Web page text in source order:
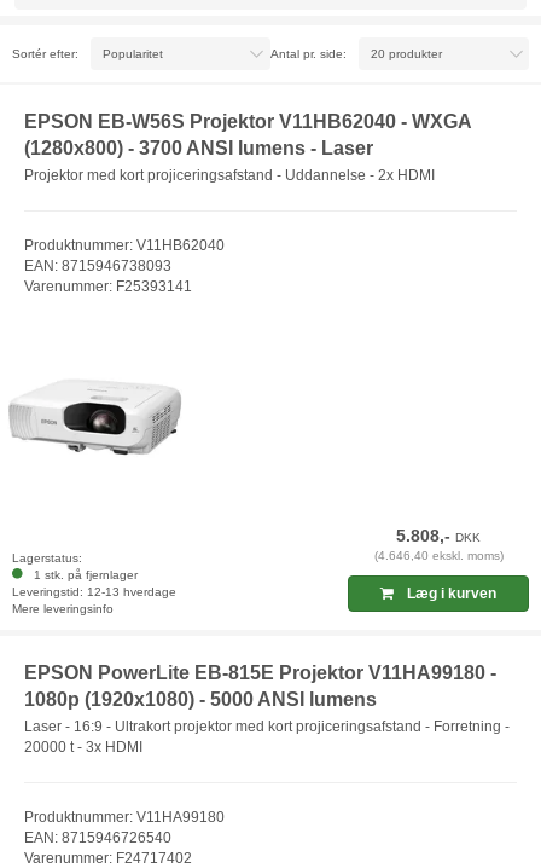
Sortér efter: Antal pr. side:
EPSON EB-W56S Projektor V11HB62040 - WXGA
(1280x800) - 3700 ANSI lumens - Laser
Projektor med kort projiceringsafstand - Uddannelse - 2x HDMI
Produktnummer: V11HB62040
EAN: 8715946738093
Varenummer: F25393141
Lagerstatus:
1 stk. på fjernlager
Leveringstid: 12-13 hverdage
Mere leveringsinfo
5.808,-DKK
(4.646,40 ekskl. moms)
Læg i kurven
EPSON PowerLite EB-815E Projektor V11HA99180 -
1080p (1920x1080) - 5000 ANSI lumens
Laser - 16:9 - Ultrakort projektor med kort projiceringsafstand - Forretning -
20000 t - 3x HDMI
Produktnummer: V11HA99180
EAN: 8715946726540
Varenummer: F24717402